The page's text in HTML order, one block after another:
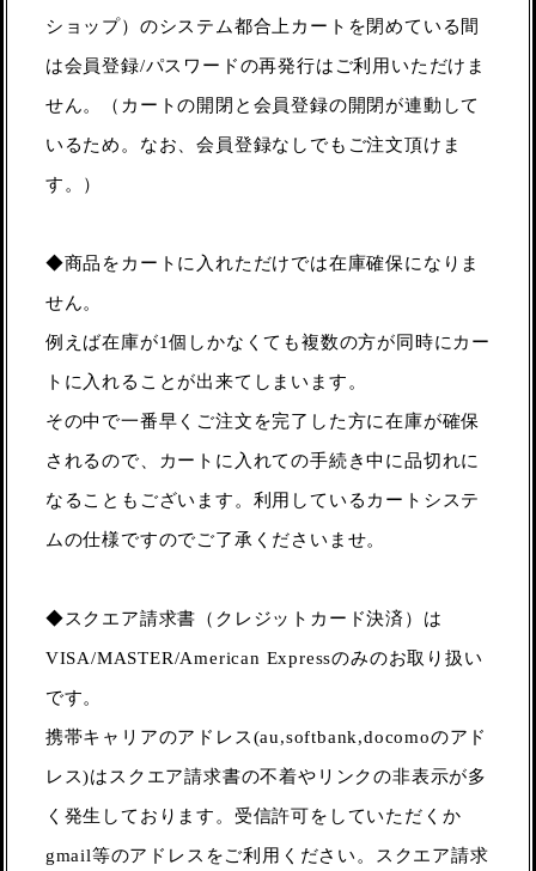
ショップ）のシステム都合上カートを閉めている間
は会員登録/パスワードの再発行はご利用いただけま
せん。（カートの開閉と会員登録の開閉が連動して
いるため。なお、会員登録なしでもご注文頂けま
す。）
◆商品をカートに入れただけでは在庫確保になりま
せん。
例えば在庫が1個しかなくても複数の方が同時にカー
トに入れることが出来てしまいます。
その中で一番早くご注文を完了した方に在庫が確保
されるので、カートに入れての手続き中に品切れに
なることもございます。利用しているカートシステ
ムの仕様ですのでご了承くださいませ。
◆スクエア請求書（クレジットカード決済）は
VISA/MASTER/American Expressのみのお取り扱い
です。
携帯キャリアのアドレス(au,softbank,docomoのアド
レス)はスクエア請求書の不着やリンクの非表示が多
く発生しております。受信許可をしていただくか
gmail等のアドレスをご利用ください。スクエア請求